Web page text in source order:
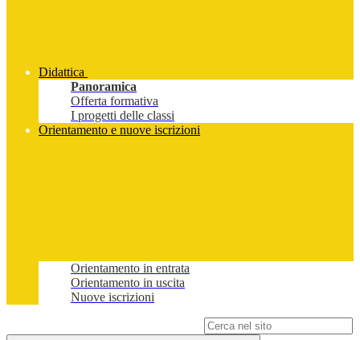
Didattica
Panoramica
Offerta formativa
I progetti delle classi
Orientamento e nuove iscrizioni
Orientamento in entrata
Orientamento in uscita
Nuove iscrizioni